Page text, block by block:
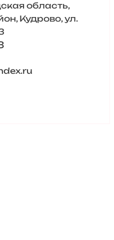
область,
Кудрово, ул.